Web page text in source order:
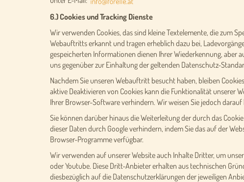
6.) Cookies und Tracking Dienste
Wir verwenden Cookies, das sind kleine Textelemente, die zum
Webauftritts erkannt und tragen erheblich dazu bei,
gespeicherten Informationen dienen Ihrer Wiederkennung, aber
uns gegenüber zur Einhaltung der geltenden Datenschutz-
Nachdem Sie unseren Webauftritt besucht haben, bleiben
aktive Deaktivieren von Cookies kann die Funktionalität unserer
Ihrer Browser-Software verhindern. Wir weisen Sie jedoch
Sie können darüber hinaus die Weiterleitung der durch das
dieser Daten durch Google verhindern, indem Sie das auf der
Browser-Programme verfügbar.
Wir verwenden auf unserer Website auch Inhalte Dritter, um
oder Youtube. Diese Dritt-Anbieter erhalten aus technischen
diesbezüglich auf die Datenschutzerklärungen der jeweiligen